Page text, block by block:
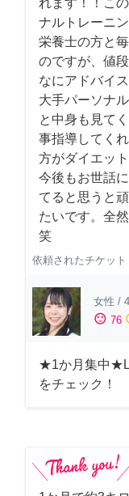
ナルトレーニ
栄養士の方と
のですが、値
なにアドバイ
大手パーソナ
と中身も見て
事指導してく
方がダイエッ
今後もお世話
てると思うと
たいです。全
笑
依頼されたチケット
女性 /
sentiment_satisfied 76
★1か月集中
をチェック！